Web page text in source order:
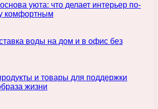
уюта: что делает интерьер по-
комфортным
воды на дом и в офис без
и товары для поддержки
жизни